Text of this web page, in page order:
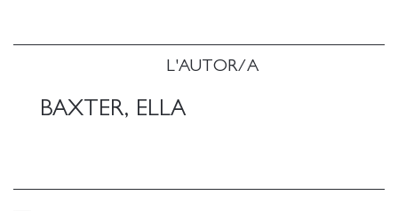
L'AUTOR/A
BAXTER, ELLA
se en qualsevol moment.